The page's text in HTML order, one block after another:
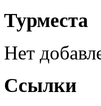
Турместа
Нет
Ссылки